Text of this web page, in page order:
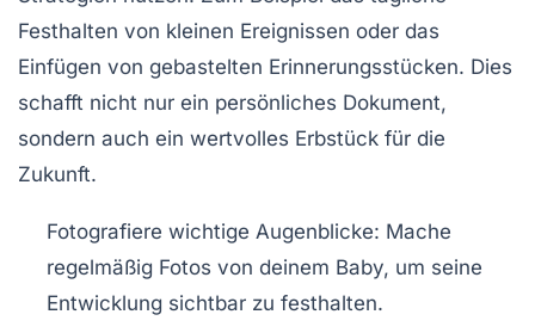
Festhalten von kleinen Ereignissen oder das
Einfügen von gebastelten Erinnerungsstücken. Dies
schafft nicht nur ein persönliches Dokument,
sondern auch ein wertvolles Erbstück für die
Zukunft.
Fotografiere wichtige Augenblicke: Mache
regelmäßig Fotos von deinem Baby, um seine
Entwicklung sichtbar zu festhalten.